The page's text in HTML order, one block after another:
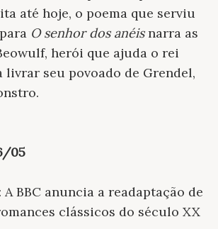
até hoje, o poema que serviu
O senhor dos anéisnarra as
herói que ajuda o rei
livrar seu povoado de Grendel,
05
BBC anuncia a readaptação de
clássicos do século XX